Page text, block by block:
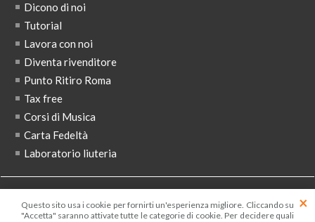
Questo sito usa i cookie per fornirti un'esperienza migliore. Cliccando su
"Accetta" saranno attivate tutte le categorie di cookie. Per decidere quali
Dicono di noi
Tutorial
Lavora con noi
Diventa rivenditore
Punto Ritiro Roma
Tax free
Corsi di Musica
Carta Fedeltà
Laboratorio liuteria
ISCRIVITI ALLA NEWSLETTER